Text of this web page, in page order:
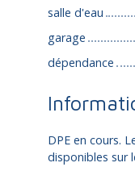
salle d'eau
garage
dépendance
DPE en cours.
disponibles sur